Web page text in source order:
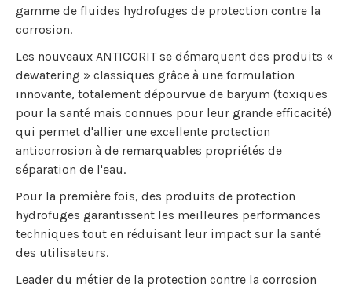
gamme de fluides hydrofuges de protection contre la
corrosion.
Les nouveaux ANTICORIT se démarquent des produits «
dewatering » classiques grâce à une formulation
innovante, totalement dépourvue de baryum (toxiques
pour la santé mais connues pour leur grande efficacité)
qui permet d'allier une excellente protection
anticorrosion à de remarquables propriétés de
séparation de l'eau.
Pour la première fois, des produits de protection
hydrofuges garantissent les meilleures performances
techniques tout en réduisant leur impact sur la santé
des utilisateurs.
Leader du métier de la protection contre la corrosion